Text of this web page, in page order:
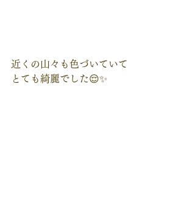
近くの山々も色づいていて
とても綺麗でした😌✨